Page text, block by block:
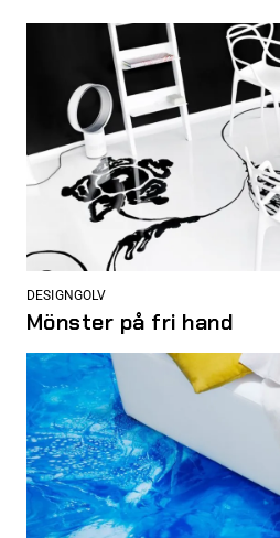
DESIGNGOLV
Mönster på fri hand